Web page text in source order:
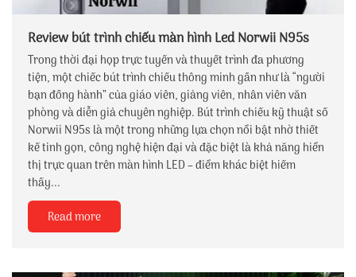
Review bút trình chiếu màn hình Led Norwii N95s
Trong thời đại họp trực tuyến và thuyết trình đa phương
tiện, một chiếc bút trình chiếu thông minh gần như là “người
bạn đồng hành” của giáo viên, giảng viên, nhân viên văn
phòng và diễn giả chuyên nghiệp. Bút trình chiếu kỹ thuật số
Norwii N95s là một trong những lựa chọn nổi bật nhờ thiết
kế tinh gọn, công nghệ hiện đại và đặc biệt là khả năng hiển
thị trực quan trên màn hình LED – điểm khác biệt hiếm
thấy...
Read more